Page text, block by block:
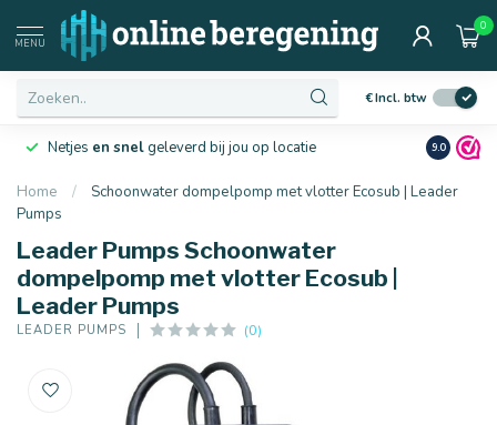
MENU
0
€Incl. btw
Netjes en snelgeleverd bij jou op locatie Ruim10
9.0
Home /
Schoonwater dompelpomp met vlotter Ecosub | Leader
Pumps
Leader Pumps Schoonwater
dompelpomp met vlotter Ecosub |
Leader Pumps
LEADER PUMPS (0)